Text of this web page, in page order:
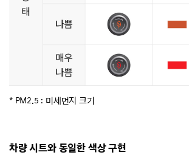
* PM2.5 : 미세먼지 크기
차량 시트와 동일한 색상 구현